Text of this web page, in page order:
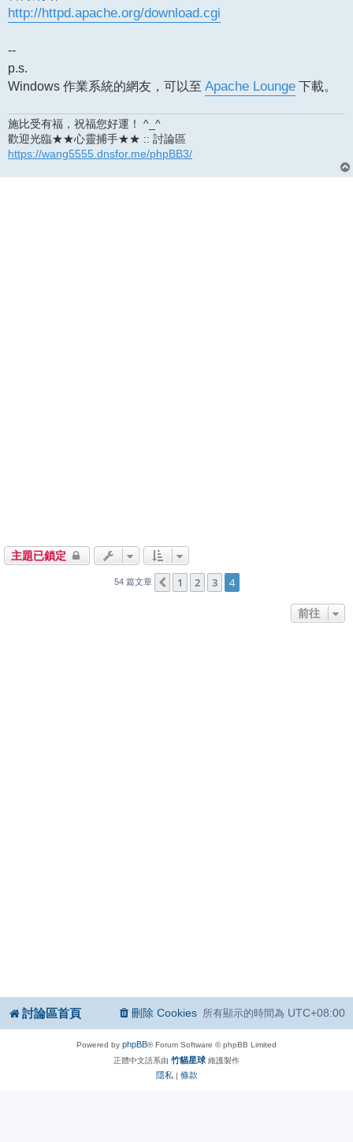
http://httpd.apache.org/download.cgi
--
p.s.
Windows 作業系統的網友，可以至 Apache Lounge 下載。
施比受有福，祝福您好運！ ^_^
歡迎光臨★★心靈捕手★★ :: 討論區
https://wang5555.dnsfor.me/phpBB3/
主題已鎖定
54 篇文章 上一頁
1 2 3 4
前往
討論區首頁 所有顯示的時間為 UTC+08:00
刪除 Cookies
Powered by phpBB® Forum Software © phpBB Limited
正體中文語系由 竹貓星球 維護製作
隱私 | 條款